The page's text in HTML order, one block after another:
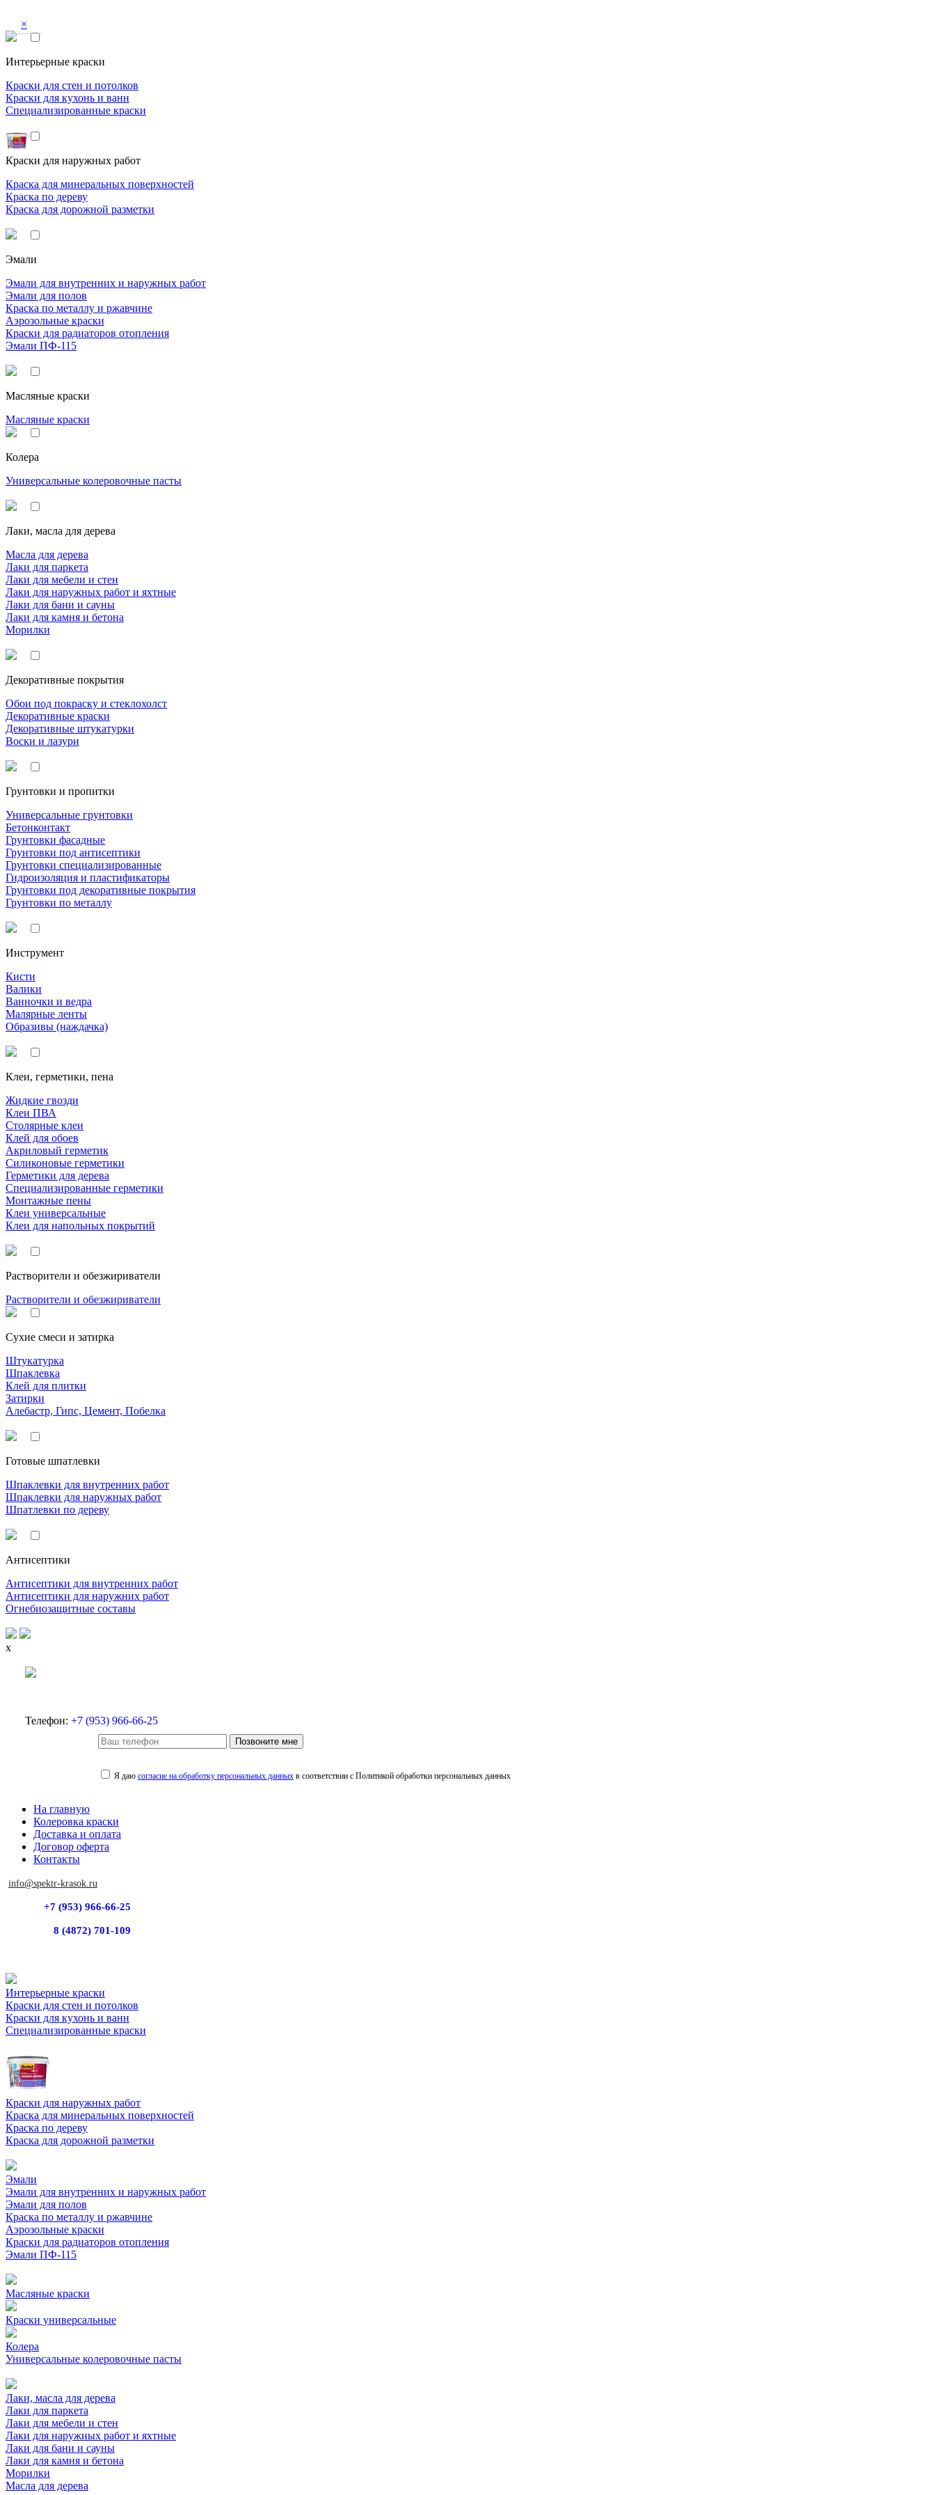
×
Интерьерные краски
Краски для стен и потолков
Краски для кухонь и ванн
Специализированные краски
Краски для наружных работ
Краска для минеральных поверхностей
Краска по дереву
Краска для дорожной разметки
Эмали
Эмали для внутренних и наружных работ
Эмали для полов
Краска по металлу и ржавчине
Аэрозольные краски
Краски для радиаторов отопления
Эмали ПФ-115
Масляные краски
Масляные краски
Колера
Универсальные колеровочные пасты
Лаки, масла для дерева
Масла для дерева
Лаки для паркета
Лаки для мебели и стен
Лаки для наружных работ и яхтные
Лаки для бани и сауны
Лаки для камня и бетона
Морилки
Декоративные покрытия
Обои под покраску и стеклохолст
Декоративные краски
Декоративные штукатурки
Воски и лазури
Грунтовки и пропитки
Универсальные грунтовки
Бетонконтакт
Грунтовки фасадные
Грунтовки под антисептики
Грунтовки специализированные
Гидроизоляция и пластификаторы
Грунтовки под декоративные покрытия
Грунтовки по металлу
Инструмент
Кисти
Валики
Ванночки и ведра
Малярные ленты
Образивы (наждачка)
Клеи, герметики, пена
Жидкие гвозди
Клеи ПВА
Столярные клеи
Клей для обоев
Акриловый герметик
Силиконовые герметики
Герметики для дерева
Специализированные герметики
Монтажные пены
Клеи универсальные
Клеи для напольных покрытий
Растворители и обезжириватели
Растворители и обезжириватели
Сухие смеси и затирка
Штукатурка
Шпаклевка
Клей для плитки
Затирки
Алебастр, Гипс, Цемент, Побелка
Готовые шпатлевки
Шпаклевки для внутренних работ
Шпаклевки для наружных работ
Шпатлевки по дереву
Антисептики
Антисептики для внутренних работ
Антисептики для наружних работ
Огнебиозащитные составы
x
Телефон: +7 (953) 966-66-25
Позвоните мне
Я даю согласие на обработку персональных данныхв соответствии с Политикой обработки персональных данных
На главную
Колеровка краски
Доставка и оплата
Договор оферта
Контакты
info@spektr-krasok.ru
+7 (953) 966-66-25
8 (4872) 701-109
Интерьерные краски
Краски для стен и потолков
Краски для кухонь и ванн
Специализированные краски
Краски для наружных работ
Краска для минеральных поверхностей
Краска по дереву
Краска для дорожной разметки
Эмали
Эмали для внутренних и наружных работ
Эмали для полов
Краска по металлу и ржавчине
Аэрозольные краски
Краски для радиаторов отопления
Эмали ПФ-115
Масляные краски
Краски универсальные
Колера
Универсальные колеровочные пасты
Лаки, масла для дерева
Лаки для паркета
Лаки для мебели и стен
Лаки для наружных работ и яхтные
Лаки для бани и сауны
Лаки для камня и бетона
Морилки
Масла для дерева